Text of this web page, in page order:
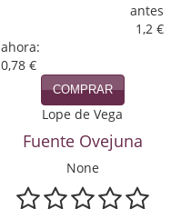
antes
1,2 €
ahora:
0,78 €
COMPRAR
Lope de Vega
Fuente Ovejuna
None